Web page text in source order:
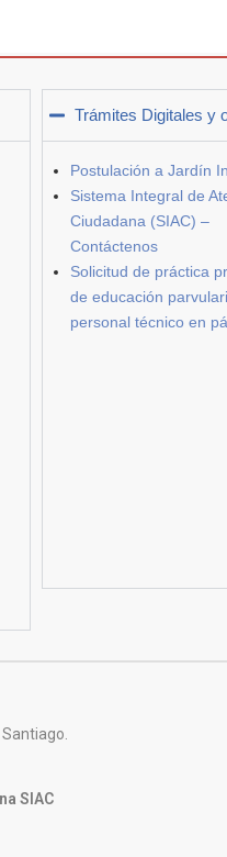
Trámites Digitales y
Postulación a Jardín
Sistema Integral de
Ciudadana (SIAC) –
Contáctenos
Solicitud de práctica
de educación
personal técnico en
SIAC